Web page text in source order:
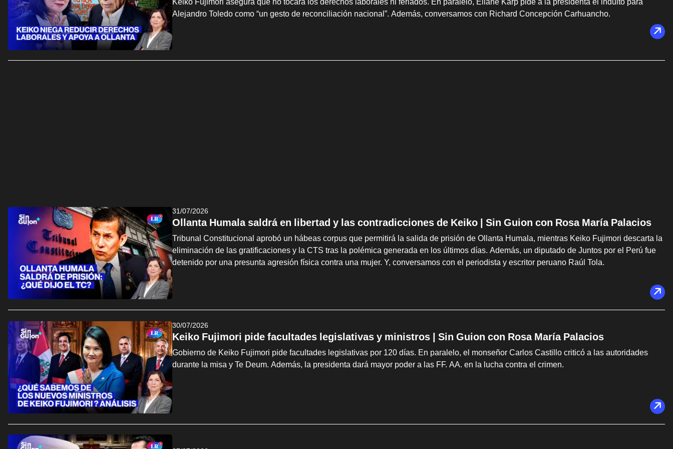
Alejandro Toledo como “un gesto de reconciliación nacional”. Además, conversamos con Richard Concepción Carhuancho.
31/07/2026
Ollanta Humala saldrá en libertad y las contradicciones de Keiko | Sin Guion con Rosa María Palacios
Tribunal Constitucional aprobó un hábeas corpus que permitirá la salida de prisión de Ollanta Humala, mientras Keiko Fujimori descarta la
eliminación de las gratificaciones y la CTS tras la polémica generada en los últimos días. Además, un diputado de Juntos por el Perú fue
detenido por una presunta agresión física contra una mujer. Y, conversamos con el periodista y escritor peruano Raúl Tola.
30/07/2026
Keiko Fujimori pide facultades legislativas y ministros | Sin Guion con Rosa María Palacios
Gobierno de Keiko Fujimori pide facultades legislativas por 120 días. En paralelo, el monseñor Carlos Castillo criticó a las autoridades
durante la misa y Te Deum. Además, la presidenta dará mayor poder a las FF. AA. en la lucha contra el crimen.